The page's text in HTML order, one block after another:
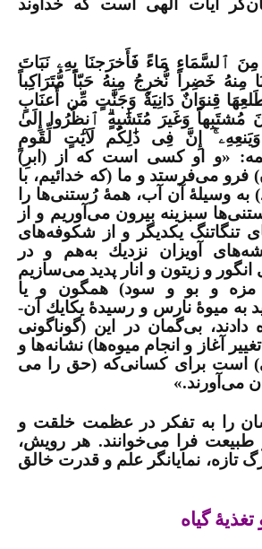
آیات الهی است که خداوند
ٱلسَّمَاءِ مَاءً فَأَخرَجنَا بِهِۦنَبَاتَ
خَضِراً نُّخرِجُ مِنهُ حَبّاً مُّتَرَاكِباً
قِنوَانٌ دَانِیَةٌ وَجَنَّٰتٍ مِّن أَعنَابٍ
مُشتَبِهاً وَغَیرَ مُتَشَٰبِهٍ ٱنظُرُوا إِلَىٰ
ۦۤۚ إِنَّ فِی ذَٰلِكُم لَآیَٰتٍ لِّقَومٍ
«و او كسی است كه از (ابرِ)
فرو می‌­فرستد و ما (كه خدائیم، با
وسیلۀ آن آب، همۀ رُستنی­‌ها را
سبزینه بیرون می­‌آوریم و از
تنگاتنگ یكدیگر و از شكوفه­‌های
آویزان نزدیك به‌­هم و در
و زیتون و انار پدید می­‌سازیم
و بو و سود) همگون و یا
به میوۀ نارس و رسیدۀ یكایك آن‌­
دادند، بی‌گمان در این (گوناگونی
آغاز و انجام میوه­‌ها) نشانه‌­ها و
است برای كسانی‌كه (حق را می­‌
می­‌آورند.»
را به تفکر در عظمت خلقت و
فرا می‌خوانند. هر رویش،
تازه، نمایانگر علم و قدرت خالق
گیاه